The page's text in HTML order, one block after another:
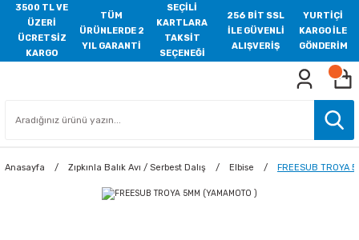
3500 TL VE
ÜZERİ
ÜCRETSİZ
KARGO
TÜM
ÜRÜNLERDE 2
YIL GARANTİ
SEÇİLİ
KARTLARA
TAKSİT
SEÇENEĞİ
256 BİT SSL
İLE GÜVENLİ
ALIŞVERİŞ
YURTİÇİ
KARGO İLE
GÖNDERİM
Anasayfa Zıpkınla Balık Avı / Serbest Dalış Elbise FREESUB TROYA